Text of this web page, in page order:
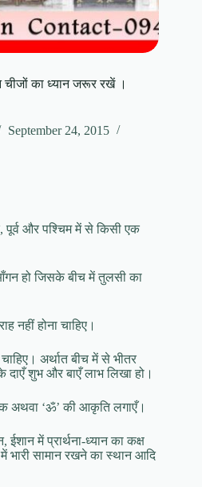
का ध्यान जरूर रखें ।
September 24, 2015
पूर्व और पश्चिम में से किसी एक
हो जिसके बीच में तुलसी का
नहीं होना चाहिए।
अर्थात बीच में से भीतर
दाएँ शुभ और बाएँ लाभ लिखा हो।
अथवा ‘ॐ’ की आकृति लगाएँ।
में प्रार्थना-ध्यान का कक्ष
भारी सामान रखने का स्थान आदि